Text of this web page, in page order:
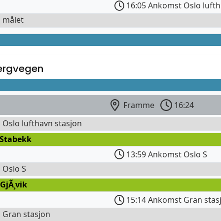
16:05 Ankomst Oslo
Framme
16:24
lufthavn stasjon
13:59 Ankomst Oslo S
S
15:14 Ankomst Gran
stasjon